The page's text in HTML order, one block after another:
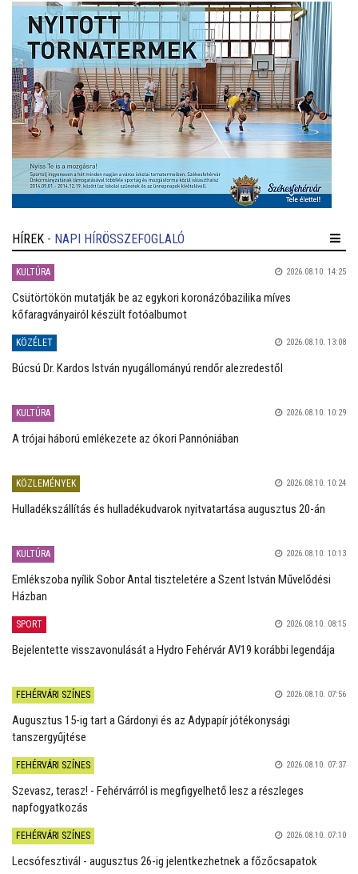
HÍREK - NAPI HÍRÖSSZEFOGLALÓ
KULTÚRA 2026.08.10. 14:25
Csütörtökön mutatják be az egykori koronázóbazilika míves
kőfaragványairól készült fotóalbumot
KÖZÉLET 2026.08.10. 13:08
Búcsú Dr. Kardos István nyugállományú rendőr alezredestől
KULTÚRA 2026.08.10. 10:29
A trójai háború emlékezete az ókori Pannóniában
KÖZLEMÉNYEK 2026.08.10. 10:24
Hulladékszállítás és hulladékudvarok nyitvatartása augusztus 20-án
KULTÚRA 2026.08.10. 10:13
Emlékszoba nyílik Sobor Antal tiszteletére a Szent István Művelődési
Házban
SPORT 2026.08.10. 08:15
Bejelentette visszavonulását a Hydro Fehérvár AV19 korábbi legendája
FEHÉRVÁRI SZÍNES 2026.08.10. 07:56
Augusztus 15-ig tart a Gárdonyi és az Adypapír jótékonysági
tanszergyűjtése
FEHÉRVÁRI SZÍNES 2026.08.10. 07:37
Szevasz, terasz! - Fehérvárról is megfigyelhető lesz a részleges
napfogyatkozás
FEHÉRVÁRI SZÍNES 2026.08.10. 07:10
Lecsófesztivál - augusztus 26-ig jelentkezhetnek a főzőcsapatok